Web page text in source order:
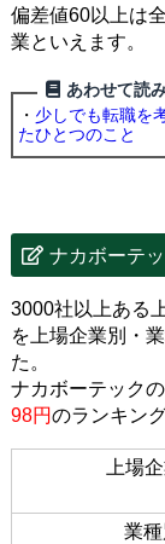
偏差値60以上は
業といえます。
あわせて読
・ 少しでも転職を
たひとつのこと
ナカボーテ
3000社以上ある
を上場企業別・
た。
ナカボーテック
98円のランキン
上場
業